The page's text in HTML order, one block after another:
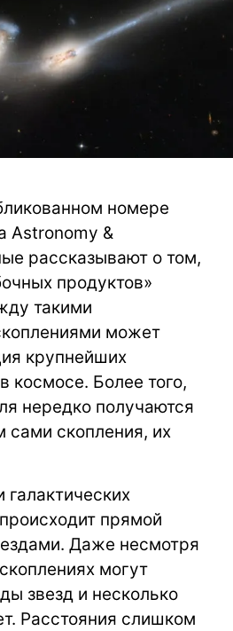
номере
Astronomy &
рассказывают о том,
продуктов»
такими
может
крупнейших
космосе. Более того,
нередко получаются
скопления, их
галактических
прямой
Даже несмотря
могут
звезд и несколько
Расстояния слишком